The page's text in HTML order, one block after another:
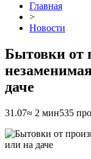
Главная
>
Новости
Бытовки от
даче
31.07≈ 2 мин535